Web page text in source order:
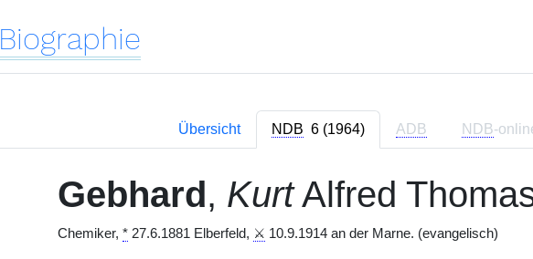
Biographie
Übersicht NDB 6 (1964) ADB NDB-
Gebhard, KurtAlfred
Chemiker, *27.6.1881 Elberfeld, ⚔ 10.9.1914 an der Marne. (evangelisch)